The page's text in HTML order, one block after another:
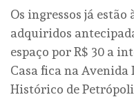
Os ingressos já estão
adquiridos
espaço por R$ 30 a
Casa fica na Avenida
Histórico de